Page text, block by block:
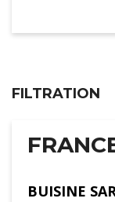
FILTRATION
BUISINE